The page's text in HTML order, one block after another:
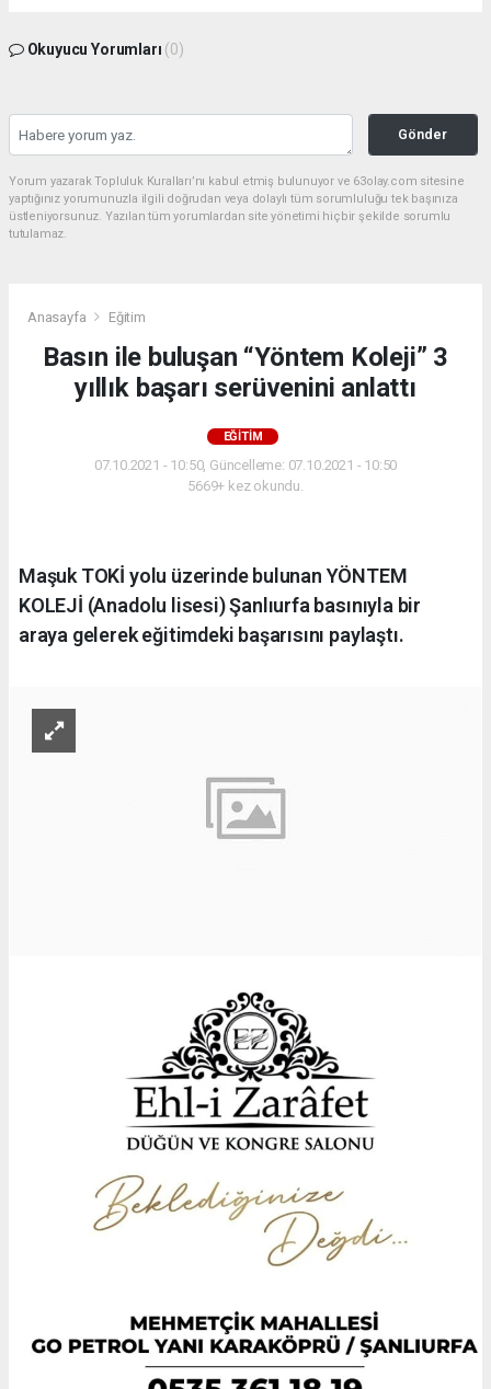
Okuyucu Yorumları (0)
Gönder
Yorum yazarak Topluluk Kuralları’nı kabul etmiş bulunuyor ve 63olay.com sitesine
yaptığınız yorumunuzla ilgili doğrudan veya dolaylı tüm sorumluluğu tek başınıza
üstleniyorsunuz. Yazılan tüm yorumlardan site yönetimi hiçbir şekilde sorumlu
tutulamaz.
Anasayfa Eğitim
Basın ile buluşan “Yöntem Koleji” 3
yıllık başarı serüvenini anlattı
EĞITIM
07.10.2021 - 10:50, Güncelleme: 07.10.2021 - 10:50
5669+ kez okundu.
Maşuk TOKİ yolu üzerinde bulunan YÖNTEM
KOLEJİ (Anadolu lisesi) Şanlıurfa basınıyla bir
araya gelerek eğitimdeki başarısını paylaştı.